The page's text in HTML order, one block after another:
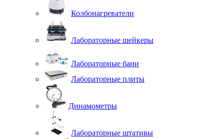
Колбонагреватели
Лабораторные шейкеры
Лабораторные бани
Лабораторные плиты
Динамометры
Лабораторные штативы